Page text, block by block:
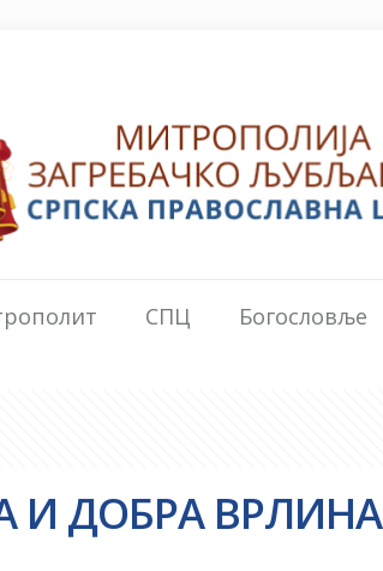
СПЦ Богословље
И ДОБРА ВРЛИНА